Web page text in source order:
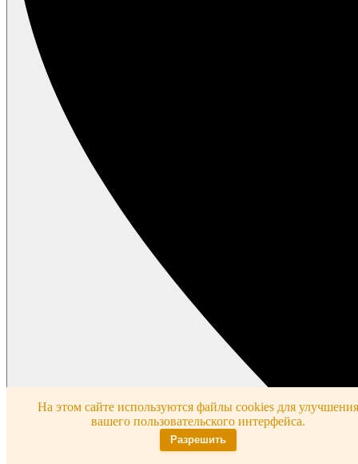
На этом сайте используются файлы cookies для улучшения
вашего пользовательского интерфейса.
Разрешить